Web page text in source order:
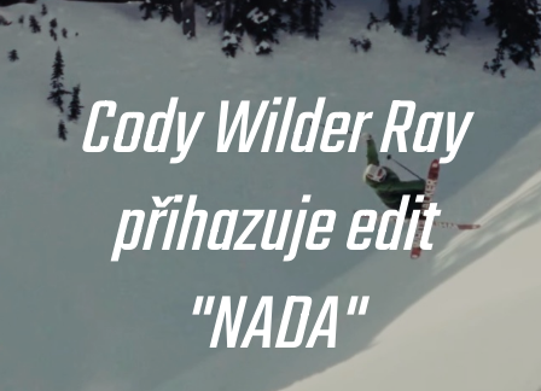
Cody Wilder Ray
přihazuje edit
"NADA"